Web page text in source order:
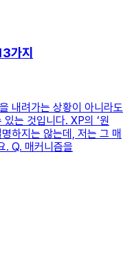
가지
내려가는 상황이 아니라도
는 것입니다. XP의 ‘원
하지는 않는데, 저는 그 매
. Q. 매커니즘을